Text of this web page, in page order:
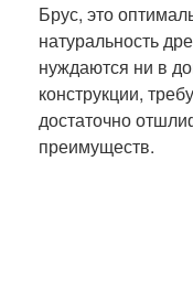
Брус, это
натуральность
нуждаются ни в
конструкции,
достаточно
преимуществ.